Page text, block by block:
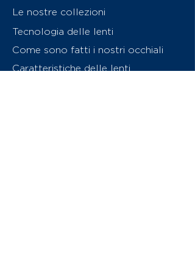
Le nostre collezioni
Tecnologia delle lenti
Come sono fatti i nostri occhiali
Caratteristiche delle lenti